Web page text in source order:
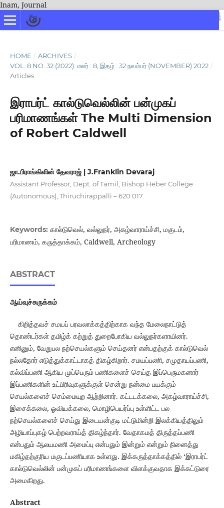
Inam, Journal
HOME / ARCHIVES /
VOL. 8 NO. 32 (2022): மலர் : 8, இதழ் : 32 நவம்பர் (NOVEMBER) 2022 /
Articles
இராபர்ட் கால்டுவெல்லின் பன்முகப்
பரிமாணங்கள் The Multi Dimension
of Robert Caldwell
ஜா.பிராங்கிளின் தேவராஜ் | J.Franklin Devaraj
Assistant Professor, Dept. of Tamil, Bishop Heber College
(Autonomous), Thiruchirappalli – 620 017.
Keywords: கால்டுவெல், வல்லுநர், அகழ்வாராய்ச்சி, மகுடம்,
பரிமாணம், கருத்தாக்கம், Caldwell, Archeology
ABSTRACT
ஆய்வுச்சுருக்கம்
கிறித்தவச் சமயப் பரவலாக்கத்திற்காக வந்த மேலைநாட்டுத்
தொண்டர்கள் தமிழ்க் கற்றுத் துறைபோகிய வல்லுநர்களாயினர்.
எனினும், வேறுபல நற்செயல்களும் செய்தனர் என்பதற்குக் கால்டுவெல்
நல்லதோர் எடுத்துக்காட்டாகத் திகழ்கிறார். சமயப்பணி, சமுதாயப்பணி,
கல்விப்பணி ஆகிய முப்பெரும் பணிகளைச் செய்த இப்பெருமகனார்
இப்பணிகளின் உட்பிரிவுகளுக்குள் சென்று நன்மை பயக்கும்
செயல்களைச் செம்மையுற ஆற்றினார். கட்டடக்கலை, அகழ்வாராய்ச்சி,
இசைக்கலை, ஓவியக்கலை, மொழிபெயர்ப்பு உள்ளிட்ட பல
நற்செயல்களைச் செய்து இடையன்குடி மட்டுமின்றி இலக்கியத்திலும்
அழியாப்புகழ் பெற்றவராய்த் திகழ்ந்தார். வேதாகமத் திருத்தப்பணி
என்பதும் ஆலயமணி அமைப்பு என்பதும் இன்றும் என்றும் நினைத்து
மகிழ்தற்குரிய மகுடப்பணியாக உள்ளது. இக்கருத்தாக்கத்தில் ‘இராபர்ட்
கால்டுவெல்லின் பன்முகப் பரிமாணங்களை விளக்குவதாக இக்கட்டுரை
அமைகிறது.
Abstract